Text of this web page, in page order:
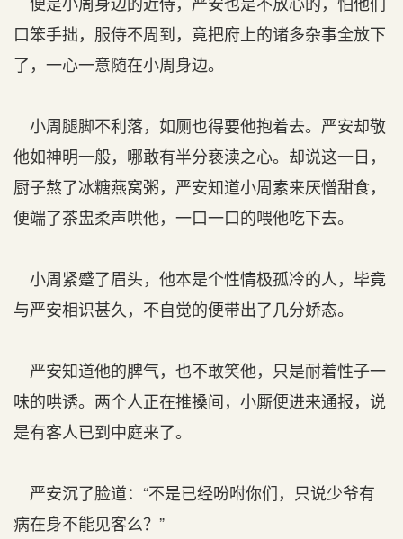
口笨手拙，服侍不周到，竟把府上的诸多杂事全放下
了，一心一意随在小周身边。
小周腿脚不利落，如厕也得要他抱着去。严安却敬
他如神明一般，哪敢有半分亵渎之心。却说这一日，
厨子熬了冰糖燕窝粥，严安知道小周素来厌憎甜食，
便端了茶盅柔声哄他，一口一口的喂他吃下去。
小周紧蹙了眉头，他本是个性情极孤冷的人，毕竟
与严安相识甚久，不自觉的便带出了几分娇态。
严安知道他的脾气，也不敢笑他，只是耐着性子一
味的哄诱。两个人正在推搡间，小厮便进来通报，说
是有客人已到中庭来了。
严安沉了脸道：“不是已经吩咐你们，只说少爷有
病在身不能见客么？”